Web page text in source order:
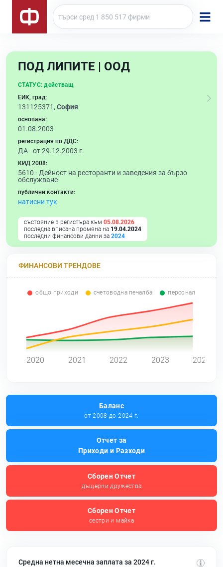
ПОД ЛИПИТЕ | ООД
СТАТУС: действащ
ЕИК, град:
131125371, София
основана:
01.08.2003
регистрация по ДДС:
ДА - от 29.12.2003 г.
КИД 2008:
5610 - Дейност на ресторанти и заведения за бързо
обслужване
публични контакти:
натисни тук
състояние в регистъра към 05.08.2026
последна вписана промяна на 19.04.2024
последни финансови данни за 2024
ФИНАНСОВИ ТРЕНДОВЕ
общо приходи счетоводна печалба персонал
2020 2021 2022 2023 2024
Баланс
от 2008 до 2024 г.
Отчет за
Приходи и Разходи
Сборен Отчет
дъщерни дружества
Сборен Отчет
сестри и майка
Средна нетна месечна заплата за 2024 г.